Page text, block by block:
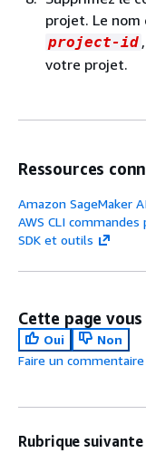
projet. Le
project-id
votre projet.
Ressources
Amazon SageMaker
AWS CLI
SDK et outils
Cette page
Oui
Non
Faire un commentaire
Rubrique suivante